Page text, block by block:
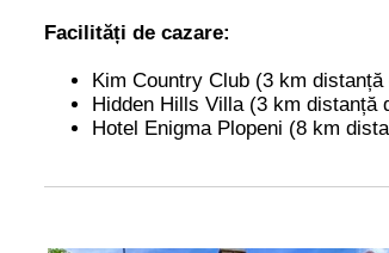
Facilități de cazare:
Kim Country Club (3 km distanță
Hidden Hills Villa (3 km distanță
Hotel Enigma Plopeni (8 km